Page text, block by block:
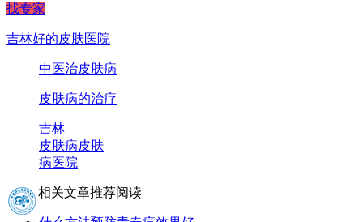
找专家
吉林好的皮肤医院
中医治皮肤病
皮肤病的治疗
吉林
皮肤病皮肤
病医院
相关文章推荐阅读